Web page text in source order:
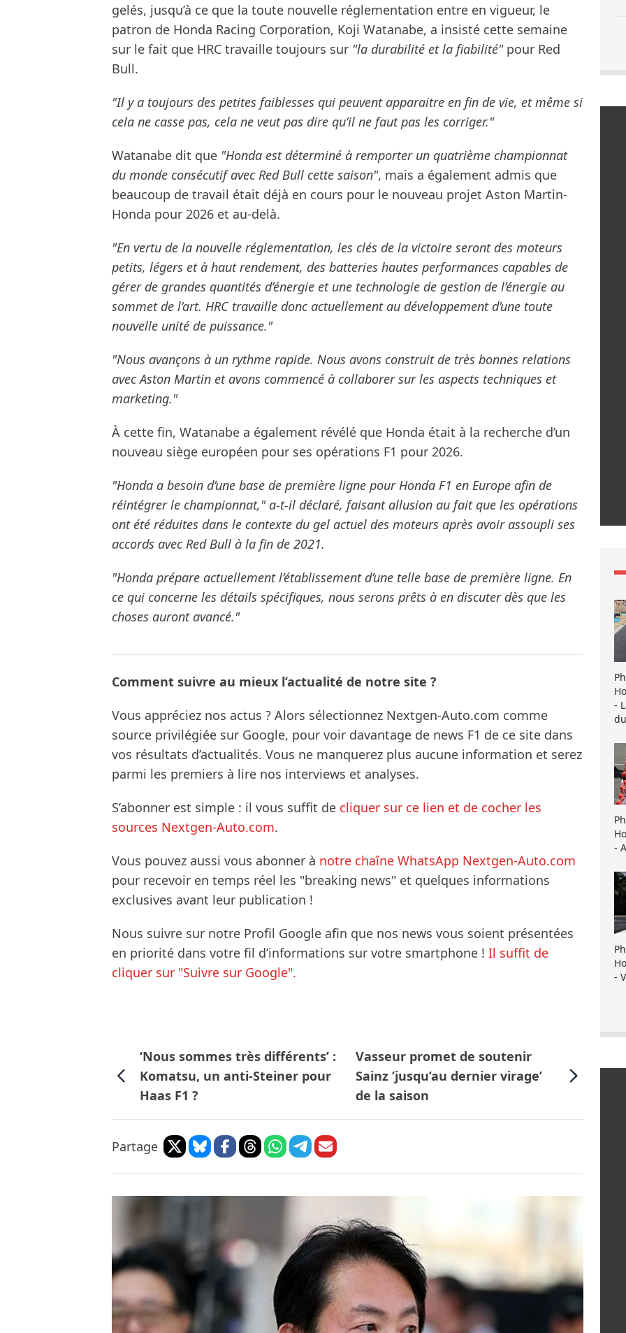
gelés, jusqu’à ce que la toute nouvelle réglementation entre en vigueur, le
patron de Honda Racing Corporation, Koji Watanabe, a insisté cette semaine
sur le fait que HRC travaille toujours sur "la durabilité et la fiabilité"pour Red
Bull.
"Il y a toujours des petites faiblesses qui peuvent apparaitre en fin de vie, et même si
cela ne casse pas, cela ne veut pas dire qu’il ne faut pas les corriger."
Watanabe dit que "Honda est déterminé à remporter un quatrième championnat
du monde consécutif avec Red Bull cette saison", mais a également admis que
beaucoup de travail était déjà en cours pour le nouveau projet Aston Martin-
Honda pour 2026 et au-delà.
"En vertu de la nouvelle réglementation, les clés de la victoire seront des moteurs
petits, légers et à haut rendement, des batteries hautes performances capables de
gérer de grandes quantités d’énergie et une technologie de gestion de l’énergie au
sommet de l’art. HRC travaille donc actuellement au développement d’une toute
nouvelle unité de puissance."
"Nous avançons à un rythme rapide. Nous avons construit de très bonnes relations
avec Aston Martin et avons commencé à collaborer sur les aspects techniques et
marketing."
À cette fin, Watanabe a également révélé que Honda était à la recherche d’un
nouveau siège européen pour ses opérations F1 pour 2026.
"Honda a besoin d’une base de première ligne pour Honda F1 en Europe afin de
réintégrer le championnat," a-t-il déclaré, faisant allusion au fait que les opérations
ont été réduites dans le contexte du gel actuel des moteurs après avoir assoupli ses
accords avec Red Bull à la fin de 2021.
"Honda prépare actuellement l’établissement d’une telle base de première ligne. En
ce qui concerne les détails spécifiques, nous serons prêts à en discuter dès que les
choses auront avancé."
Comment suivre au mieux l’actualité de notre site ?
Vous appréciez nos actus ? Alors sélectionnez Nextgen-Auto.com comme
source privilégiée sur Google, pour voir davantage de news F1 de ce site dans
vos résultats d’actualités. Vous ne manquerez plus aucune information et serez
parmi les premiers à lire nos interviews et analyses.
S’abonner est simple : il vous suffit de cliquer sur ce lien et de cocher les
sources Nextgen-Auto.com.
Vous pouvez aussi vous abonner à notre chaîne WhatsApp Nextgen-Auto.com
pour recevoir en temps réel les "breaking news" et quelques informations
exclusives avant leur publication !
Nous suivre sur notre Profil Google afin que nos news vous soient présentées
en priorité dans votre fil d’informations sur votre smartphone ! Il suffit de
cliquer sur "Suivre sur Google".
‘Nous sommes très différents’ :
Komatsu, un anti-Steiner pour
Haas F1 ?
Vasseur promet de soutenir
Sainz ’jusqu’au dernier virage’
de la saison
Partage
-
-
-